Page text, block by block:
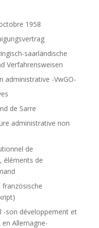
1958
saarländische
Verfahrensweisen
administrative -VwGO-
de Sarre
administrative non
de
éléments de
französische
-son développement et
Allemagne-